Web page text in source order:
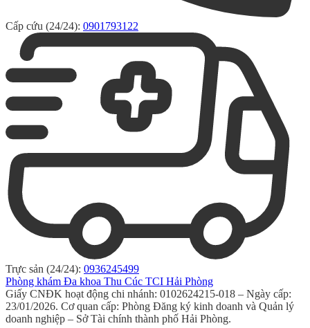
Cấp cứu (24/24): 0901793122
Trực sản (24/24): 0936245499
Phòng khám Đa khoa Thu Cúc TCI Hải Phòng
Giấy CNĐK hoạt động chi nhánh: 0102624215-018 – Ngày cấp:
23/01/2026. Cơ quan cấp: Phòng Đăng ký kinh doanh và Quản lý
doanh nghiệp – Sở Tài chính thành phố Hải Phòng.